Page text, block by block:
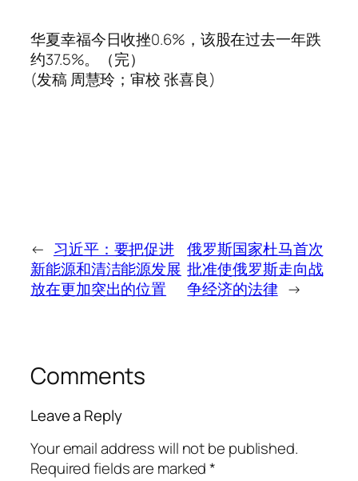
华夏幸福今日收挫0.6%，该股在过去一年跌
约37.5%。（完）
(发稿 周慧玲；审校 张喜良)
← 习近平：要把促进
新能源和清洁能源发展
放在更加突出的位置
俄罗斯国家杜马首次
批准使俄罗斯走向战
争经济的法律 →
Comments
Leave a Reply
Your email address will not be published.
Required fields are marked*